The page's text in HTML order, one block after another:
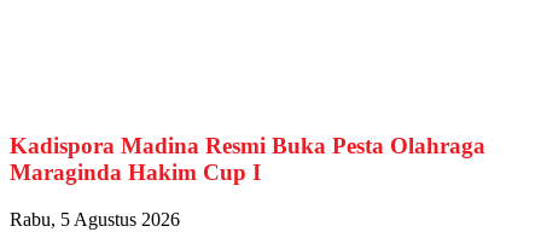
Kadispora Madina Resmi Buka Pesta Olahraga
Maraginda Hakim Cup I
Rabu, 5 Agustus 2026